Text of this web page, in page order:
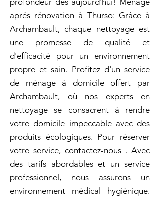
aprés rénovation à Thurso: Grâce à
Archambault, chaque nettoyage est
une promesse de qualité et
d'efficacité pour un environnement
propre et sain. Profitez d'un service
de ménage à domicile offert par
Archambault, où nos experts en
nettoyage se consacrent à rendre
votre domicile impeccable avec des
produits écologiques. Pour réserver
votre service, contactez-nous . Avec
des tarifs abordables et un service
professionnel, nous assurons un
environnement médical hygiénique.